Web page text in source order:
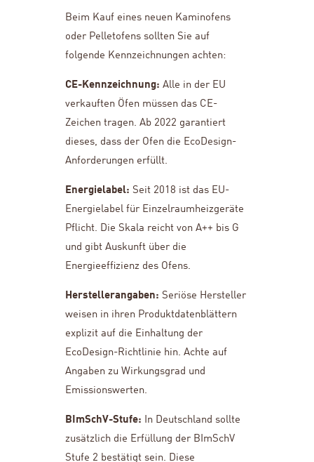
Beim Kauf eines neuen Kaminofens
oder Pelletofens sollten Sie auf
folgende Kennzeichnungen achten:
CE-Kennzeichnung: Alle in der EU
verkauften Öfen müssen das CE-
Zeichen tragen. Ab 2022 garantiert
dieses, dass der Ofen die EcoDesign-
Anforderungen erfüllt.
Energielabel: Seit 2018 ist das EU-
Energielabel für Einzelraumheizgeräte
Pflicht. Die Skala reicht von A++ bis G
und gibt Auskunft über die
Energieeffizienz des Ofens.
Herstellerangaben: Seriöse Hersteller
weisen in ihren Produktdatenblättern
explizit auf die Einhaltung der
EcoDesign-Richtlinie hin. Achte auf
Angaben zu Wirkungsgrad und
Emissionswerten.
BImSchV-Stufe: In Deutschland sollte
zusätzlich die Erfüllung der BImSchV
Stufe 2 bestätigt sein. Diese